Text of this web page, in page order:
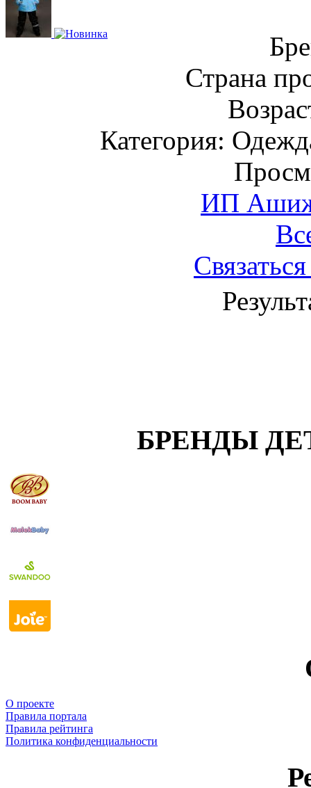
Страна
Категория:
ИП
БРЕНДЫ
О проекте
Правила портала
Правила рейтинга
Политика конфиденциальности